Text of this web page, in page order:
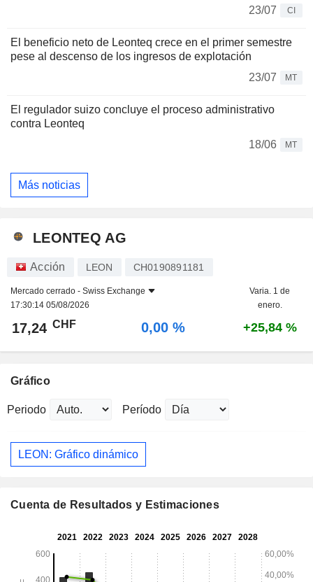
23/07
CI
El beneficio neto de Leonteq crece en el primer semestre
pese al descenso de los ingresos de explotación
23/07
MT
El regulador suizo concluye el proceso administrativo
contra Leonteq
18/06
MT
Más noticias
LEONTEQ AG
Acción LEON CH0190891181
Mercado cerrado - Swiss Exchange
17:30:14 05/08/2026
Varia. 1 de
enero.
17,24 CHF 0,00 % +25,84 %
Gráfico
Periodo Período
LEON: Gráfico dinámico
Cuenta de Resultados y Estimaciones